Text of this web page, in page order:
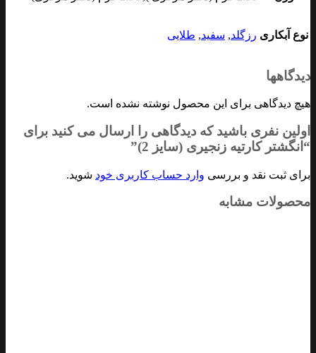
نوع آبکاری رزگلد, سفید, طلایی
دیدگاهها
هیچ دیدگاهی برای این محصول نوشته نشده است.
اولین نفری باشید که دیدگاهی را ارسال می کنید برای
“انگشتر کارتیه زنجیری (سایز 2)”
برای ثبت نقد و بررسی وارد حساب کاربری خود شوید.
محصولات مشابه